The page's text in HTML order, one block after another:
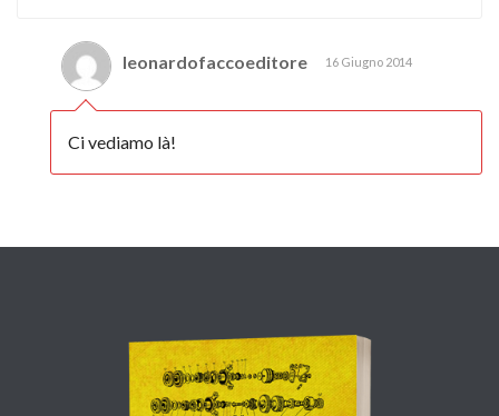
leonardofaccoeditore 16 Giugno 2014
Ci vediamo là!